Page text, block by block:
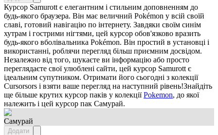
Курсор Samurott є елегантним і стильним доповненням до
будь-якого браузера. Він має величний Pokémon у всій своїй
славі, готовий навігацію по інтернету. Завдяки своїм синім
хутрам і гострими нігтями, цей курсор обов'язково вразить
будь-якого вболівальника Pokémon. Він простий в установці і
використанні, роблячи перегляд більш приємним досвідом.
Незалежно від того, шукаєте ви інформацію або просто
переглядаєте свої улюблені сайти, цей курсор Samurott є
ідеальним супутником. Отримати його сьогодні з колекції
Cursorsors і взяти ваше перегляд на наступний рівень!Знайдіть
ще більше крутих курсор паків у колекціїPokemon, до якої
належить і цей курсор пак Самурай.
Самурай
Додати